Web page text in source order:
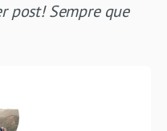
post! Sempre que